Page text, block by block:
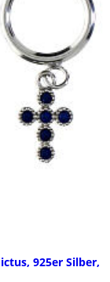
925er Silber,